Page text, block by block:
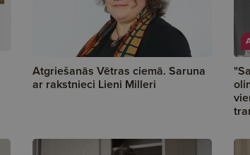
Atgriešanās Vētras ciemā. Saruna
ar rakstnieci Lieni Milleri